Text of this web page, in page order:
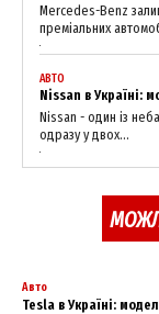
Mercedes-Benz
преміальних
АВТО
Nissan в Україні:
Nissan - один із
одразу у двох...
Авто
Tesla в Україні: